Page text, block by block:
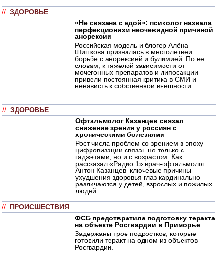
// ЗДОРОВЬЕ
«Не связана с едой»: психолог назвала
перфекционизм неочевидной причиной
анорексии
Российская модель и блогер Алёна
Шишкова призналась в многолетней
борьбе с анорексией и булимией. По ее
словам, к тяжелой зависимости от
мочегонных препаратов и липосакции
привели постоянная критика в СМИ и
ненависть к собственной внешности.
// ЗДОРОВЬЕ
Офтальмолог Казанцев связал
снижение зрения у россиян с
хроническими болезнями
Рост числа проблем со зрением в эпоху
цифровизации связан не только с
гаджетами, но и с возрастом. Как
рассказал «Радио 1» врач-офтальмолог
Антон Казанцев, ключевые причины
ухудшения здоровья глаз кардинально
различаются у детей, взрослых и пожилых
людей.
// ПРОИСШЕСТВИЯ
ФСБ предотвратила подготовку теракта
на объекте Росгвардии в Приморье
Задержаны трое подростков, которые
готовили теракт на одном из объектов
Росгвардии.